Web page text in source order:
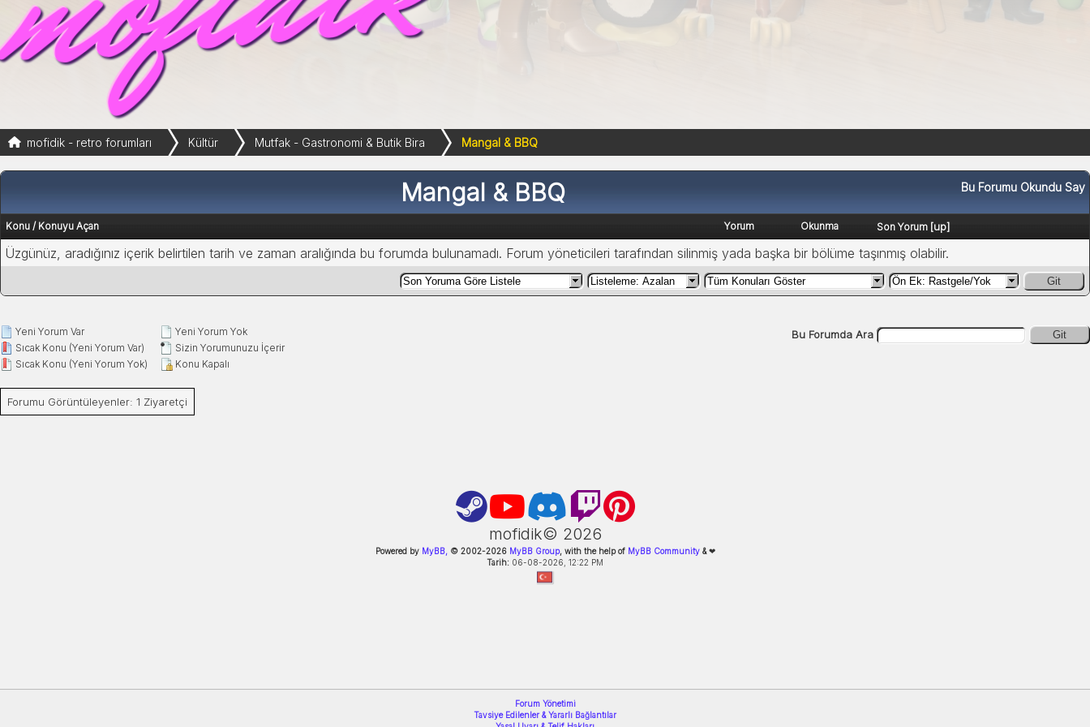
mofidik - retro forumları Kültür Mutfak - Gastronomi & Butik Bira Mangal & BBQ
Bu Forumu Okundu Say
Mangal & BBQ
Konu / Konuyu Açan Yorum Okunma Son Yorum [up]
Üzgünüz, aradığınız içerik belirtilen tarih ve zaman aralığında bu forumda bulunamadı. Forum yöneticileri tarafından silinmiş yada başka bir bölüme taşınmış olabilir.
Git
Yeni Yorum Var
Sıcak Konu (Yeni Yorum Var)
Sıcak Konu (Yeni Yorum Yok)
Yeni Yorum Yok
Sizin Yorumunuzu İçerir
Konu Kapalı
Bu Forumda Ara Git
Forumu Görüntüleyenler: 1 Ziyaretçi
mofidik© 2026
Powered by MyBB, © 2002-2026MyBB Group, with the help of MyBB Community&❤
Tarih: 06-08-2026, 12:22 PM
Forum Yönetimi
Tavsiye Edilenler & Yararlı Bağlantılar